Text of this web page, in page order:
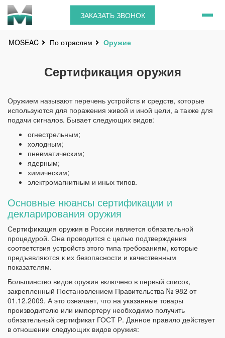
ЗАКАЗАТЬ ЗВОНОК
MOSEAC По отраслям Оружие
Сертификация оружия
Оружием называют перечень устройств и средств, которые
используются для поражения живой и иной цели, а также для
подачи сигналов. Бывает следующих видов:
огнестрельным;
холодным;
пневматическим;
ядерным;
химическим;
электромагнитным и иных типов.
Основные нюансы сертификации и
декларирования оружия
Сертификация оружия в России является обязательной
процедурой. Она проводится с целью подтверждения
соответствия устройств этого типа требованиям, которые
предъявляются к их безопасности и качественным
показателям.
Большинство видов оружия включено в первый список,
закрепленный Постановлением Правительства № 982 от
01.12.2009. А это означает, что на указанные товары
производителю или импортеру необходимо получить
обязательный сертификат ГОСТ Р. Данное правило действует
в отношении следующих видов оружия: